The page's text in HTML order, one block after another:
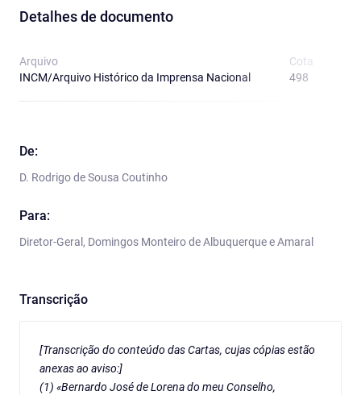
Detalhes de documento
Arquivo
INCM/Arquivo Histórico da Imprensa Nacional
Cota
498
De:
D. Rodrigo de Sousa Coutinho
Para:
Diretor-Geral, Domingos Monteiro de Albuquerque e Amaral
Transcrição
[Transcrição do conteúdo das Cartas, cujas cópias estão
anexas ao aviso:]
(1) «Bernardo José de Lorena do meu Conselho,